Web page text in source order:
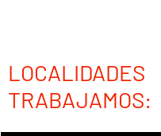
TRABAJAMOS: